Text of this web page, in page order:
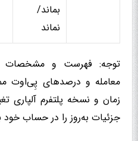
بماند/
نماند
توجه: فهرست و مشخصات
معامله و درصدهای پِی‌اوت
زمان و نسخه پلتفرم آلپاری
جزئیات به‌روز را در حساب خود